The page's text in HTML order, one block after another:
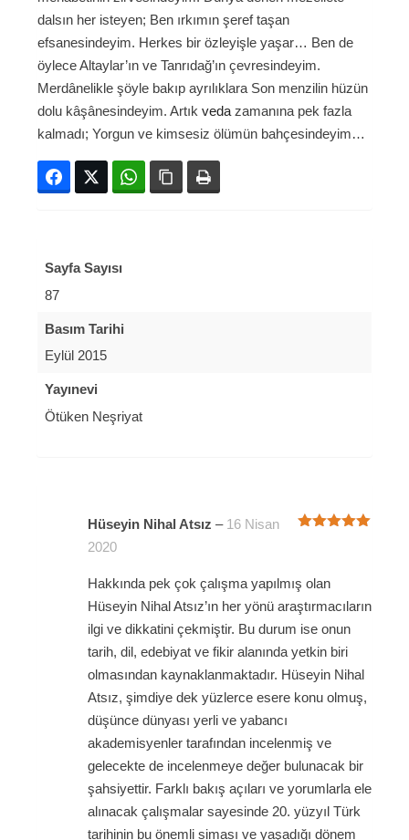
dalsın her isteyen; Ben ırkımın şeref taşan
efsanesindeyim. Herkes bir özleyişle yaşar… Ben de
öylece Altaylar’ın ve Tanrıdağ’ın çevresindeyim.
Merdânelikle şöyle bakıp ayrılıklara Son menzilin hüzün
dolu kâşânesindeyim. Artık veda zamanına pek fazla
kalmadı; Yorgun ve kimsesiz ölümün bahçesindeyim…
FacebookTwitter WhatsAppBağlanıyı kopyala
Sayfa Sayısı
87
Basım Tarihi
Eylül 2015
Yayınevi
Ötüken Neşriyat
Hüseyin Nihal Atsız – 16 Nisan
2020
Hakkında pek çok çalışma yapılmış olan
Hüseyin Nihal Atsız’ın her yönü araştırmacıların
ilgi ve dikkatini çekmiştir. Bu durum ise onun
tarih, dil, edebiyat ve fikir alanında yetkin biri
olmasından kaynaklanmaktadır. Hüseyin Nihal
Atsız, şimdiye dek yüzlerce esere konu olmuş,
düşünce dünyası yerli ve yabancı
akademisyenler tarafından incelenmiş ve
gelecekte de incelenmeye değer bulunacak bir
şahsiyettir. Farklı bakış açıları ve yorumlarla ele
alınacak çalışmalar sayesinde 20. yüzyıl Türk
tarihinin bu önemli siması ve yaşadığı dönem